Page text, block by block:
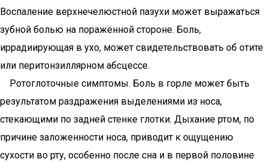
Воспаление верхнечелюстной пазухи может выражаться
зубной болью на поражённой стороне. Боль,
иррадиирующая в ухо, может свидетельствовать об отите
или перитонзиллярном абсцессе.
Ротоглоточные симптомы. Боль в горле может быть
результатом раздражения выделениями из носа,
стекающими по задней стенке глотки. Дыхание ртом, по
причине заложенности носа, приводит к ощущению
сухости во рту, особенно после сна и в первой половине